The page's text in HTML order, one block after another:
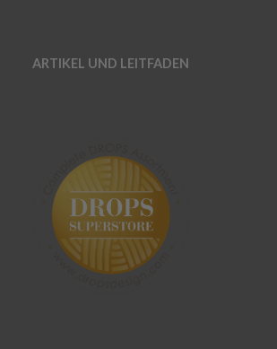
ARTIKEL UND LEITFADEN